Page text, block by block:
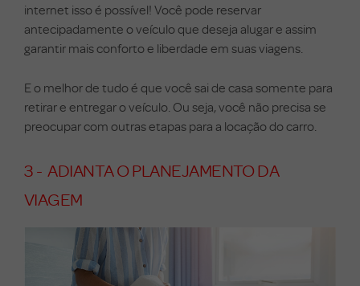
internet isso é possível! Você pode reservar
antecipadamente o veículo que deseja alugar e assim
garantir mais conforto e liberdade em suas viagens.
E o melhor de tudo é que você sai de casa somente para
retirar e entregar o veículo. Ou seja, você não precisa se
preocupar com outras etapas para a locação do carro.
3 - ADIANTA O PLANEJAMENTO DA
VIAGEM